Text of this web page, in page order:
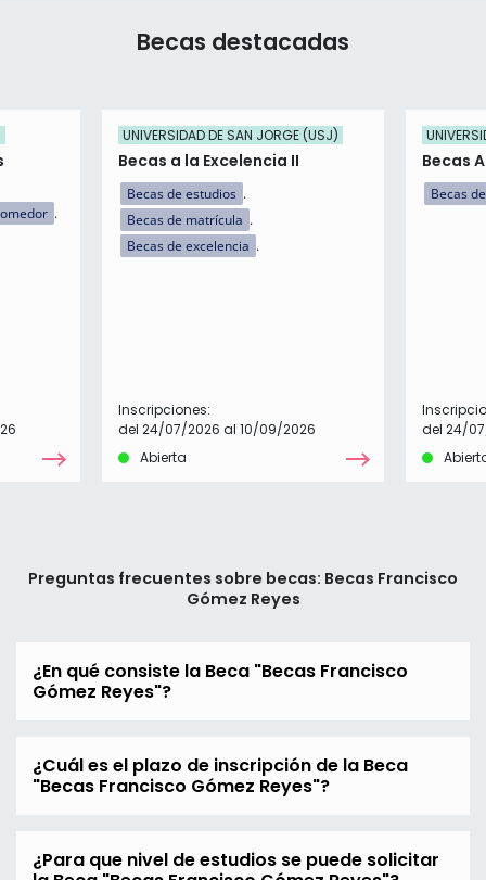
Becas destacadas
UNIVERSIDAD DE SAN JORGE (USJ)
Becas a la Excelencia II
Becas de estudios
Becas de matrícula
Becas de excelencia
Inscripciones:
del 24/07/2026 al 10/09/2026
Abierta
Becas
Becas
del 24/
Preguntas frecuentes sobre becas: Becas Francisco
Gómez Reyes
¿En qué consiste la Beca "Becas Francisco
Gómez Reyes"?
¿Cuál es el plazo de inscripción de la Beca
"Becas Francisco Gómez Reyes"?
¿Para que nivel de estudios se puede solicitar